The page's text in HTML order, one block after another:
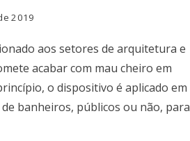
2019
aos setores de arquitetura e
acabar com mau cheiro em
o dispositivo é aplicado em
banheiros, públicos ou não, para